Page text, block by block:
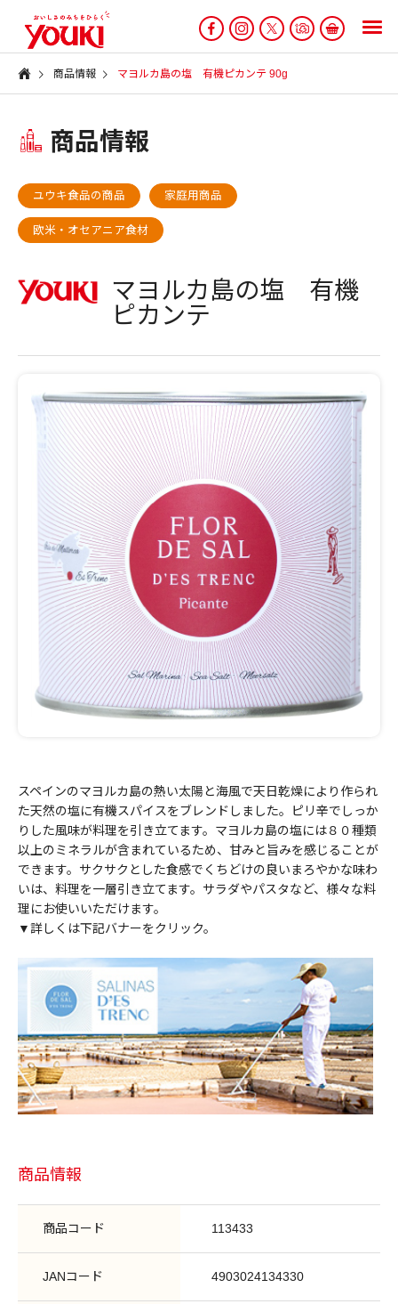
商品情報 マヨルカ島の塩 有機ピカンテ 90g
商品情報
ユウキ食品の商品 家庭用商品
欧米・オセアニア食材
マヨルカ島の塩 有機
ピカンテ
スペインのマヨルカ島の熱い太陽と海風で天日乾燥により作られ
た天然の塩に有機スパイスをブレンドしました。ピリ辛でしっか
りした風味が料理を引き立てます。マヨルカ島の塩には８０種類
以上のミネラルが含まれているため、甘みと旨みを感じることが
できます。サクサクとした食感でくちどけの良いまろやかな味わ
いは、料理を一層引き立てます。サラダやパスタなど、様々な料
理にお使いいただけます。
▼詳しくは下記バナーをクリック。
商品情報
商品コード 113433
JANコード 4903024134330